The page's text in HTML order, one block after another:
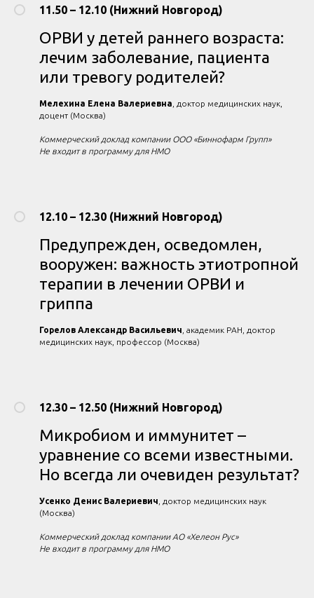
11.50 – 12.10 (Нижний Новгород)
ОРВИ у детей раннего возраста:
лечим заболевание, пациента
или тревогу родителей?
Мелехина Елена Валериевна , доктор медицинских наук,
доцент (Москва)
Коммерческий доклад компании ООО «Биннофарм Групп»
Не входит в программу для НМО
12.10 – 12.30 (Нижний Новгород)
Предупрежден, осведомлен,
вооружен: важность этиотропной
терапии в лечении ОРВИ и
гриппа
Горелов Александр Васильевич , академик РАН, доктор
медицинских наук, профессор (Москва)
12.30 – 12.50 (Нижний Новгород)
Микробиом и иммунитет –
уравнение со всеми известными.
Но всегда ли очевиден результат?
Усенко Денис Валериевич , доктор медицинских наук
(Москва)
Коммерческий доклад компании АО «Хелеон Рус»
Не входит в программу для НМО